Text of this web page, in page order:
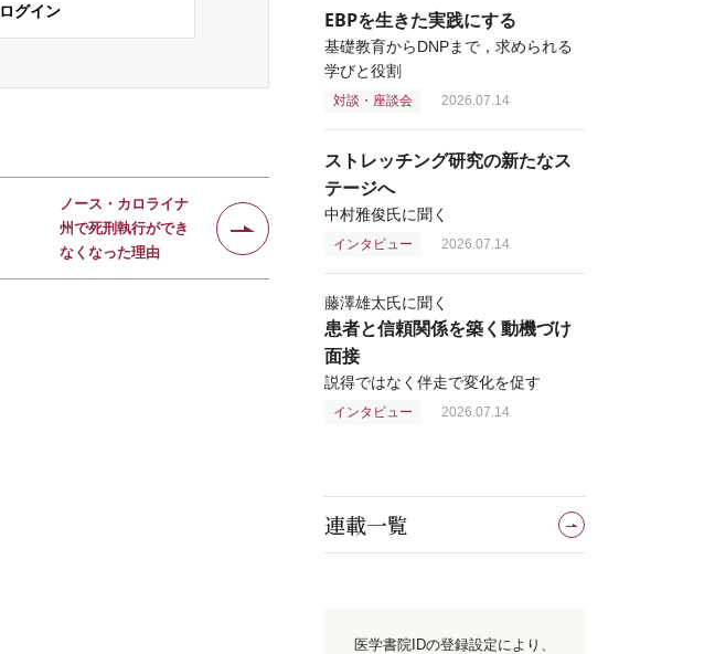
ログイン
ノース・カロライナ
州で死刑執行ができ
なくなった理由
EBPを生きた実践にする
基礎教育からDNPまで，求められる
学びと役割
対談・座談会 2026.07.14
ストレッチング研究の新たなス
テージへ
中村雅俊氏に聞く
インタビュー 2026.07.14
藤澤雄太氏に聞く
患者と信頼関係を築く動機づけ
面接
説得ではなく伴走で変化を促す
インタビュー 2026.07.14
連載一覧
医学書院IDの登録設定により、